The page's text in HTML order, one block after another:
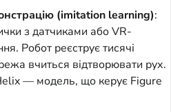
(imitation learning):
з датчиками або VR-
Робот реєструє тисячі
вчиться відтворювати рух.
— модель, що керує Figure